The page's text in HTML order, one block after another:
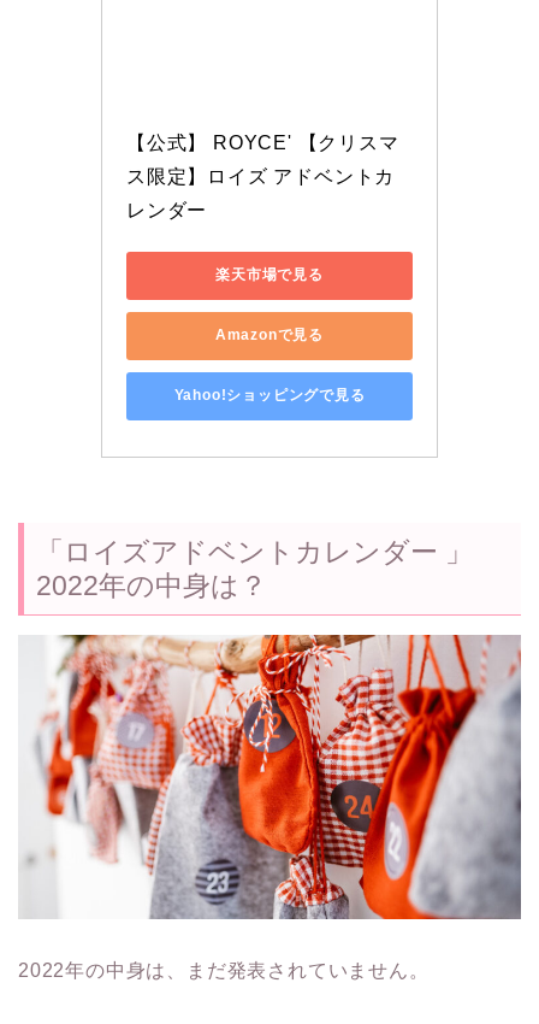
【公式】 ROYCE' 【クリスマ
ス限定】ロイズ アドベントカ
レンダー
楽天市場で見る
Amazonで見る
Yahoo!ショッピングで見る
「ロイズアドベントカレンダー 」
2022年の中身は？
2022年の中身は、まだ発表されていません。